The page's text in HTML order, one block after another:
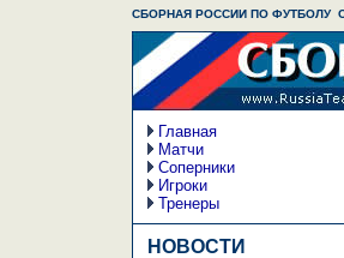
СБОРНАЯ РОССИИ ПО ФУТБОЛУ 
Главная
Матчи
Соперники
Игроки
Тренеры
НОВОСТИ